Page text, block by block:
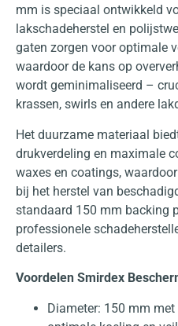
mm is speciaal ontwikkeld
lakschadeherstel en
gaten zorgen voor optimale
waardoor de kans op
wordt geminimaliseerd –
krassen, swirls en andere
Het duurzame materiaal
drukverdeling en maximale
waxes en coatings,
bij het herstel van
standaard 150 mm backing
professionele
detailers.
Voordelen Smirdex
Diameter: 150 mm